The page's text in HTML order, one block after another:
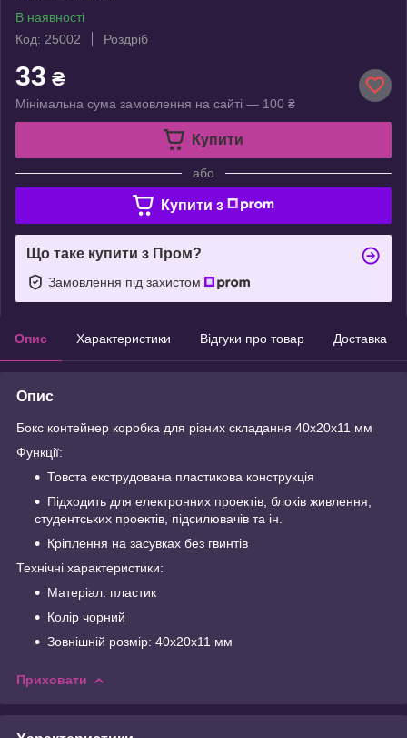
В наявності
Код: 25002
Роздріб
33 ₴
Мінімальна сума замовлення на сайті — 100 ₴
Купити
або
Купити з
Що таке купити з Пром?
Замовлення під захистом
Опис Характеристики Відгуки про товар Доставка
Опис
Бокс контейнер коробка для різних складання 40x20x11 мм
Функції:
Товста екструдована пластикова конструкція
Підходить для електронних проектів, блоків живлення,
студентських проектів, підсилювачів та ін.
Кріплення на засувках без гвинтів
Технічні характеристики:
Матеріал: пластик
Колір чорний
Зовнішній розмір: 40x20x11 мм
Приховати